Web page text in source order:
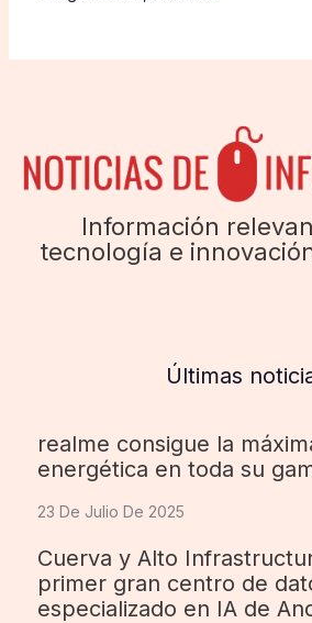
Información
tecnología e
Últimas
realme consigue la
energética en toda su
23 De Julio De 2025
Cuerva y Alto
primer gran centro de
especializado en IA de